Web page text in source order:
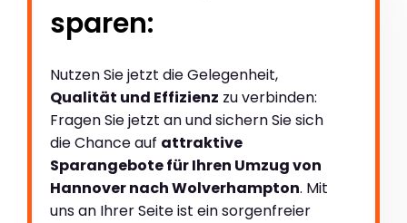
sparen:
Nutzen Sie jetzt die Gelegenheit,
Qualität und Effizienz zu verbinden:
Fragen Sie jetzt an und sichern Sie sich
die Chance auf attraktive
Sparangebote für Ihren Umzug von
Hannover nach Wolverhampton. Mit
uns an Ihrer Seite ist ein sorgenfreier